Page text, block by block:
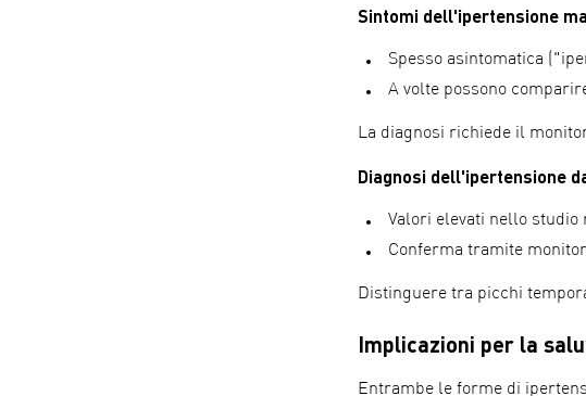
Sintomi dell'ipertensione
Spesso asintomatica
A volte possono
La diagnosi richiede il
Diagnosi dell'ipertensione
Valori elevati nello studio
Conferma tramite
Distinguere tra picchi
Implicazioni per la
Entrambe le forme di